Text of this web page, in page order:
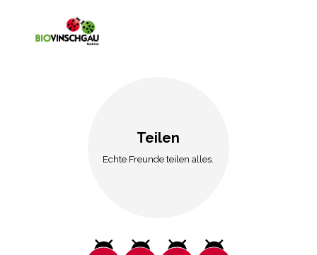
Teilen
Echte Freunde teilen alles.